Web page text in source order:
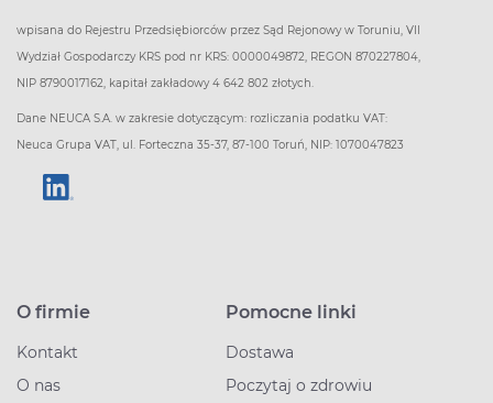
wpisana do Rejestru Przedsiębiorców przez Sąd Rejonowy w Toruniu, VII
Wydział Gospodarczy KRS pod nr KRS: 0000049872, REGON 870227804,
NIP 8790017162, kapitał zakładowy 4 642 802 złotych.
Dane NEUCA S.A. w zakresie dotyczącym: rozliczania podatku VAT:
Neuca Grupa VAT, ul. Forteczna 35-37, 87-100 Toruń, NIP: 1070047823
O firmie
Kontakt
O nas
Pomocne linki
Dostawa
Poczytaj o zdrowiu